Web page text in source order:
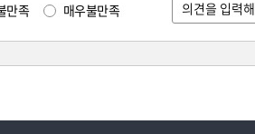
만족 매우불만족